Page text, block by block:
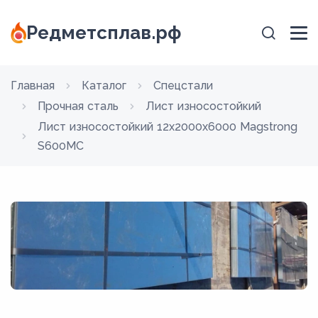
Редметсплав.рф
Главная Каталог
Спецстали
Прочная сталь
Лист износостойкий
Лист износостойкий 12x2000x6000 Magstrong
S600MC